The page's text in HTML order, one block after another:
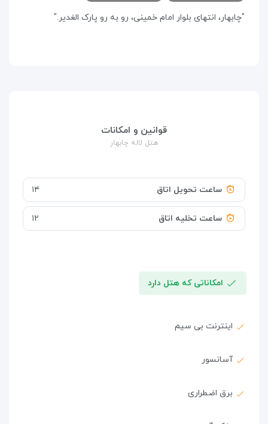
"چابهار، انتهای بلوار امام خمینی، رو به رو پارک الغدیر."
قوانین و امکانات
هتل لاله چابهار
ساعت تحویل اتاق ۱۴
ساعت تخلیه اتاق ۱۲
امکاناتی که هتل دارد
اینترنت بی سیم
آسانسور
برق اضطراری